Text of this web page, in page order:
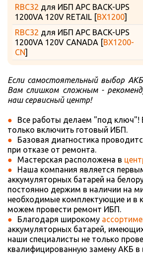
RBC32 для ИБП APC BACK-UPS
1200VA 120V RETAIL [BX1200]
RBC32 для ИБП APC BACK-UPS
1200VA 120V CANADA [BX1200-
CN]
Если самостоятельный выбор
Вам слишком сложным -
наш сервисный центр!
Все работы делаем "под ключ"!
только включить готовый ИБП.
Базовая диагностика
при отказе от ремонта.
Мастерская расположена в
Наша компания является
аккумуляторных батарей на
постоянно держим в наличии на
необходимые комплектующие и в
можем провести ремонт ИБП.
Благодаря широкому
аккумуляторных батарей,
наши специалисты не только
квалифицированную замену АКБ в